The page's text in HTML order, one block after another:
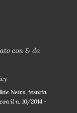
con & da
News, testata
il n. 10/2014 -